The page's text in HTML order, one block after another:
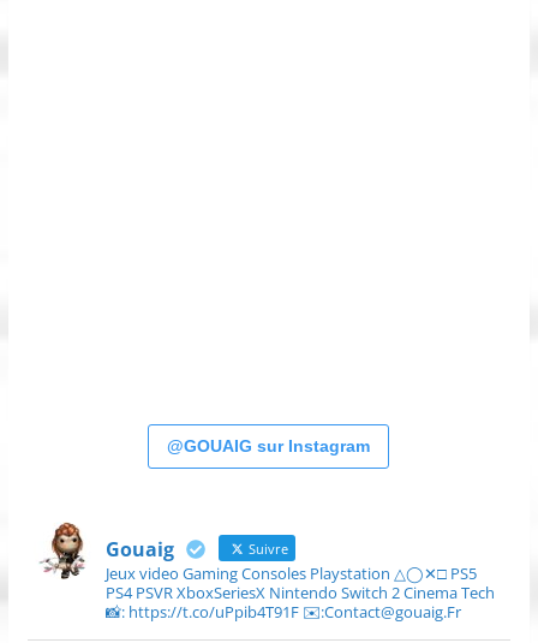
@GOUAIG sur Instagram
Gouaig Suivre
Jeux video Gaming Consoles Playstation △◯✕□ PS5
PS4 PSVR XboxSeriesX Nintendo Switch 2 Cinema Tech
📸: https://t.co/uPpib4T91F ✉️:Contact@gouaig.Fr